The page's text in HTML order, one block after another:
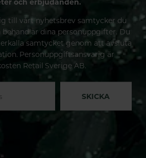
och erbjudanden.
till vårt nyhetsbrev samtycker du
dina personuppgifter. Du
samtycket genom att avsluta
Personuppgiftsansvarig är
Retail Sverige AB.
SKICKA